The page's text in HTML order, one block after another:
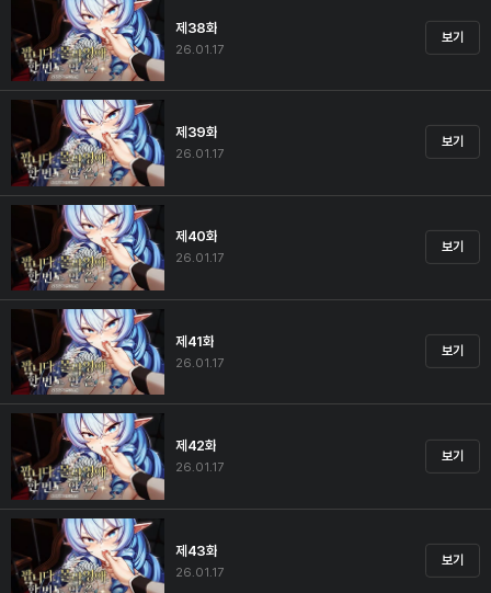
제38화
26.01.17
보기
제39화
26.01.17
보기
제40화
26.01.17
보기
제41화
26.01.17
보기
제42화
26.01.17
보기
제43화
26.01.17
보기